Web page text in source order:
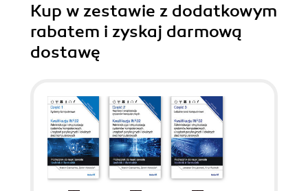
Kup w zestawie z dodatkowym
rabatem i zyskaj darmową
dostawę